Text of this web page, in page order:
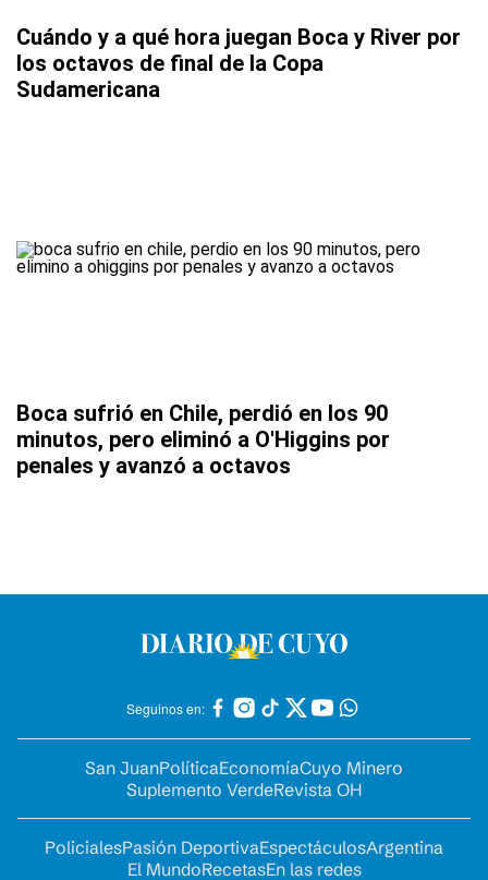
Cuándo y a qué hora juegan Boca y River por
los octavos de final de la Copa
Sudamericana
Boca sufrió en Chile, perdió en los 90
minutos, pero eliminó a O'Higgins por
penales y avanzó a octavos
Seguinos en:
San JuanPolíticaEconomíaCuyo Minero
Suplemento VerdeRevista OH
PolicialesPasión DeportivaEspectáculosArgentina
El MundoRecetasEn las redes